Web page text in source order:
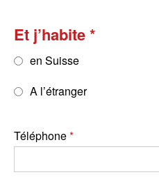
Et j’habite
en Suisse
A l’étranger
Téléphone